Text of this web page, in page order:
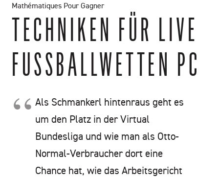
Mathématiques Pour Gagner
TECHNIKEN FÜR LIVE
FUSSBALLWETTEN PC
Als Schmankerl hintenraus geht es
um den Platz in der Virtual
Bundesliga und wie man als Otto-
Normal-Verbraucher dort eine
Chance hat, wie das Arbeitsgericht